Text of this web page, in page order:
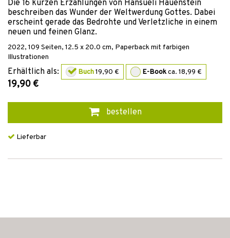
Die 16 kurzen Erzählungen von Hansueli Hauenstein
beschreiben das Wunder der Weltwerdung Gottes. Dabei
erscheint gerade das Bedrohte und Verletzliche in einem
neuen und feinen Glanz.
2022, 109 Seiten, 12.5 x 20.0 cm, Paperback mit farbigen
Illustrationen
Erhältlich als: Buch19,90 € E-Bookca. 18,99 €
19,90 €
bestellen
Lieferbar